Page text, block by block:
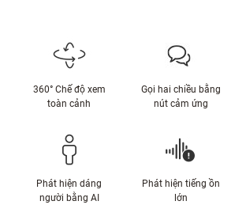
360° Chế độ xem
toàn cảnh
Gọi hai chiều bằng
nút cảm ứng
Phát hiện dáng
người bằng AI
Phát hiện tiếng ồn
lớn